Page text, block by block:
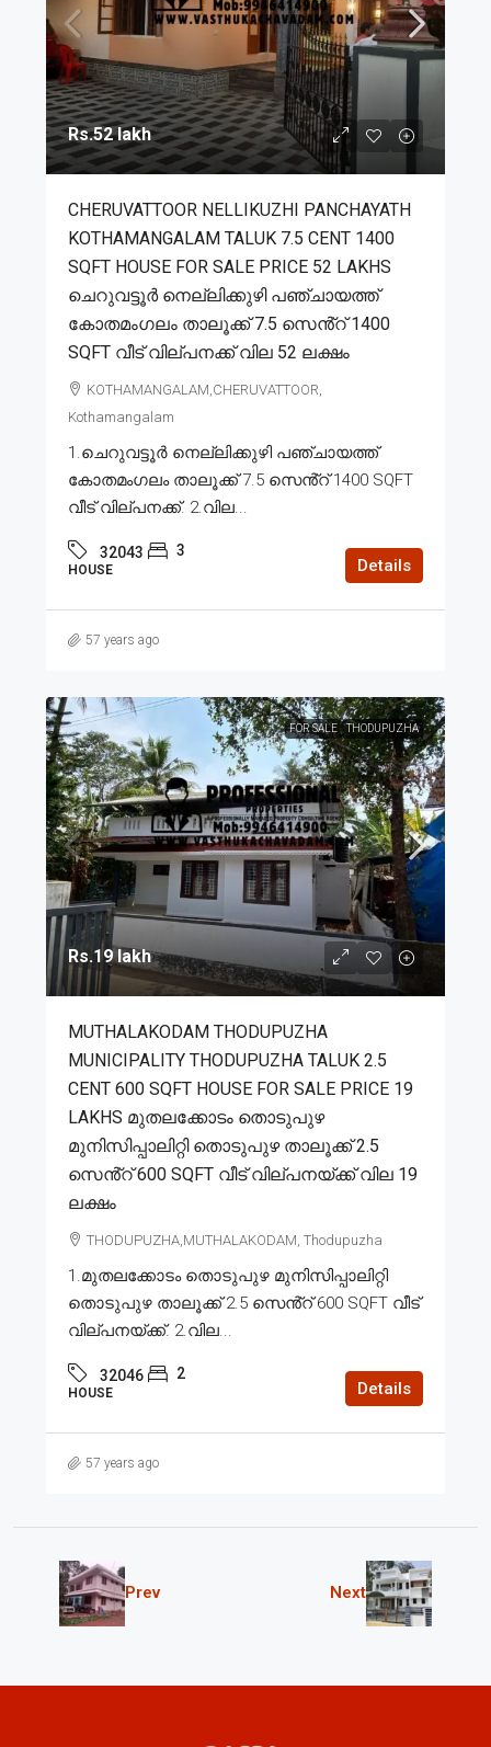
Rs.52 lakh
CHERUVATTOOR NELLIKUZHI PANCHAYATH
KOTHAMANGALAM TALUK 7.5 CENT 1400
SQFT HOUSE FOR SALE PRICE 52 LAKHS
ചെറുവട്ടൂർ നെല്ലിക്കുഴി പഞ്ചായത്ത്
കോതമംഗലം താലൂക്ക് 7.5 സെൻ്റ് 1400
SQFT വീട് വില്പനക്ക് വില 52 ലക്ഷം
KOTHAMANGALAM,CHERUVATTOOR,
Kothamangalam
1.ചെറുവട്ടൂർ നെല്ലിക്കുഴി പഞ്ചായത്ത്
കോതമംഗലം താലൂക്ക് 7.5 സെൻ്റ് 1400 SQFT
വീട് വില്പനക്ക്. 2.വില...
32043 3
HOUSE Details
57 years ago
FOR SALE THODUPUZHA
Rs.19 lakh
MUTHALAKODAM THODUPUZHA
MUNICIPALITY THODUPUZHA TALUK 2.5
CENT 600 SQFT HOUSE FOR SALE PRICE 19
LAKHS മുതലക്കോടം തൊടുപുഴ
മുനിസിപ്പാലിറ്റി തൊടുപുഴ താലൂക്ക് 2.5
സെൻ്റ് 600 SQFT വീട് വില്പനയ്ക്ക് വില 19
ലക്ഷം
THODUPUZHA,MUTHALAKODAM, Thodupuzha
1.മുതലക്കോടം തൊടുപുഴ മുനിസിപ്പാലിറ്റി
തൊടുപുഴ താലൂക്ക് 2.5 സെൻ്റ് 600 SQFT വീട്
വില്പനയ്ക്ക്. 2.വില...
32046 2
HOUSE Details
57 years ago
Prev Next